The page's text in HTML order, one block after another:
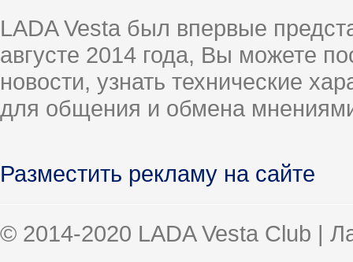
LADA Vesta был впервые
августе 2014 года, Вы можете
новости, узнать технические
для общения и обмена
Разместить рекламу на сайте
© 2014-2020 LADA Vesta Club |